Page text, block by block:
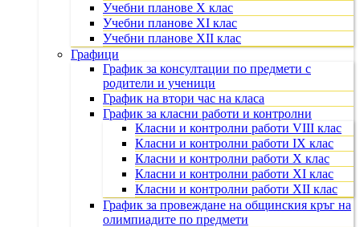
Учебни планове X клас
Учебни планове XI клас
Учебни планове XII клас
Графици
График за консултации по предмети с
родители и ученици
График на втори час на класа
График за класни работи и контролни
Класни и контролни работи VIII клас
Класни и контролни работи IX клас
Класни и контролни работи X клас
Класни и контролни работи XI клас
Класни и контролни работи XII клас
График за провеждане на общинския кръг на
олимпиадите по предмети